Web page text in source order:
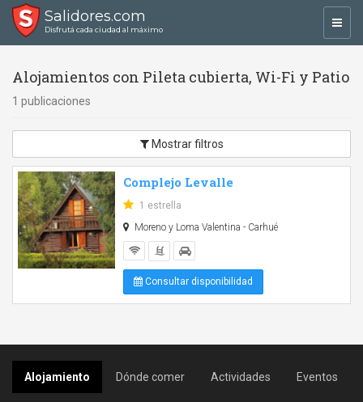
Salidores.com
Disfrutá cada ciudad al máximo
Alojamientos con Pileta cubierta, Wi-Fi y Patio
1 publicaciones
Mostrar filtros
Complejo Levalle
1 estrella
Moreno y Loma Valentina - Carhué
Consultar disponibilidad
Alojamiento Dónde comer Actividades Eventos